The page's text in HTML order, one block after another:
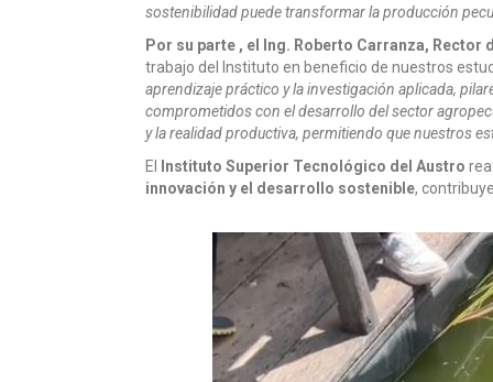
sostenibilidad puede transformar la producción
Por su parte , el Ing. Roberto Carranza,
trabajo del Instituto en beneficio de nuestros
aprendizaje práctico y la investigación aplicada,
comprometidos con el desarrollo del sector
y la realidad productiva, permitiendo que nuestros
El
Instituto Superior Tecnológico del Austro
innovación y el desarrollo sostenible,